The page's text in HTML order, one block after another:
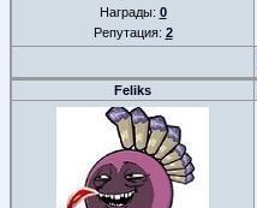
Награды: 0
Репутация: 2
Feliks